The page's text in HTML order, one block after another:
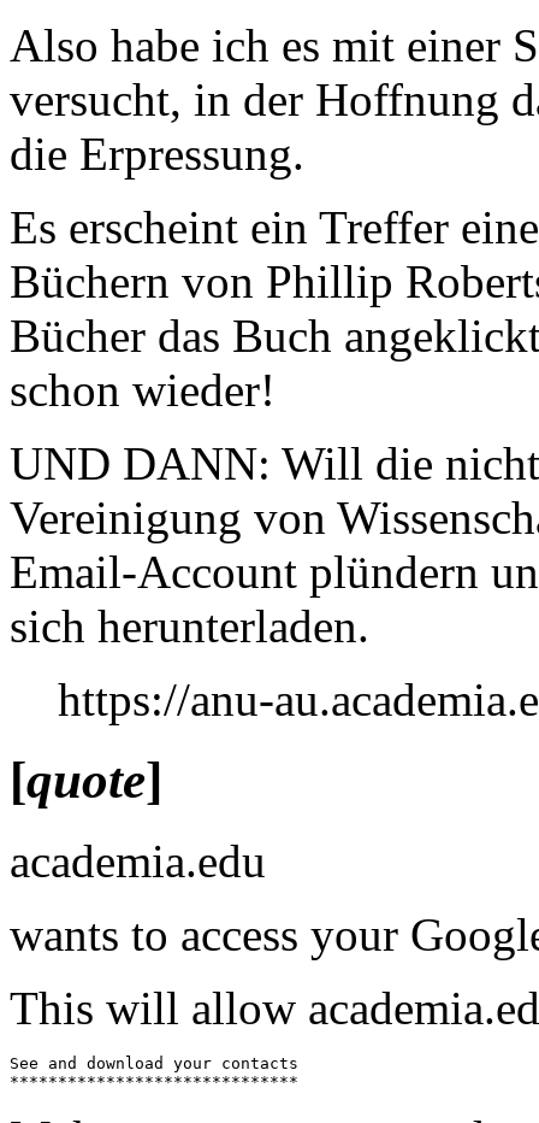
Also habe ich es mit einer
versucht, in der Hoffnung
die Erpressung.
Es erscheint ein Treffer
Büchern von Phillip
Bücher das Buch
schon wieder!
UND DANN: Will die
Vereinigung von
Email-Account plündern
sich herunterladen.
https://anu-
[quote]
academia.edu
wants to access your
This will allow
See and download your contacts
******************************